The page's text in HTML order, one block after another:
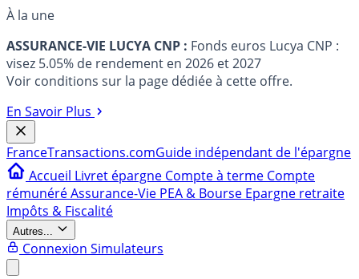
À la une
ASSURANCE-VIE LUCYA CNP : Fonds euros Lucya CNP :
visez 5.05% de rendement en 2026 et 2027
Voir conditions sur la page dédiée à cette offre.
En Savoir Plus
FranceTransactions.comGuide indépendant de l'épargne
Accueil Livret épargne Compte à terme Compte
rémunéréAssurance-Vie PEA & Bourse Epargne retraite
Impôts & Fiscalité
Autres...
Connexion Simulateurs